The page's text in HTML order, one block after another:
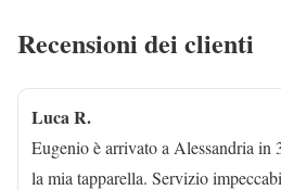
Recensioni dei clienti
Luca R.
Eugenio è arrivato a Alessandria in
la mia tapparella. Servizio